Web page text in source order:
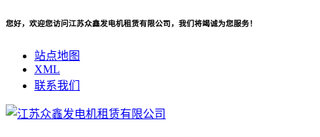
您好，欢迎您访问江苏众鑫发电机租赁有限公司，我们将竭诚为您服务！
站点地图
XML
联系我们